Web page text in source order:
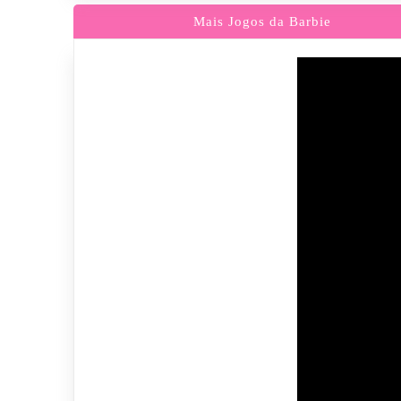
Mais Jogos da Barbie